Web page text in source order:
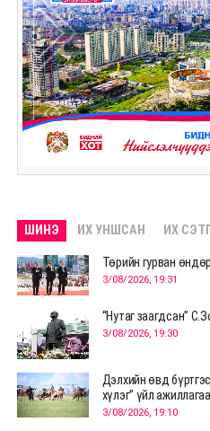
ШИНЭ ИХ УНШСАН ИХ
Төрийн гурван
3/08/2026, 19:31
“Нутаг заагдсан”
3/08/2026, 19:30
Дэлхийн өвд
хүлэг” үйл
3/08/2026, 19:10